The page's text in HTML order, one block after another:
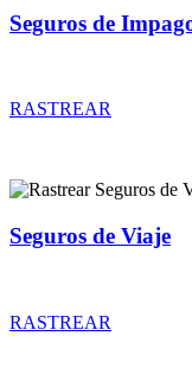
Seguros de
RASTREAR
Seguros de Viaje
RASTREAR